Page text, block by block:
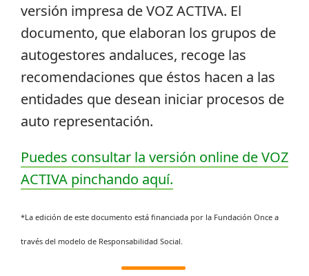
versión impresa de VOZ ACTIVA. El
documento, que elaboran los grupos de
autogestores andaluces, recoge las
recomendaciones que éstos hacen a las
entidades que desean iniciar procesos de
auto representación.
Puedes consultar la versión online de VOZ
ACTIVA pinchando aquí.
*La edición de este documento está financiada por la Fundación Once a
través del modelo de Responsabilidad Social.